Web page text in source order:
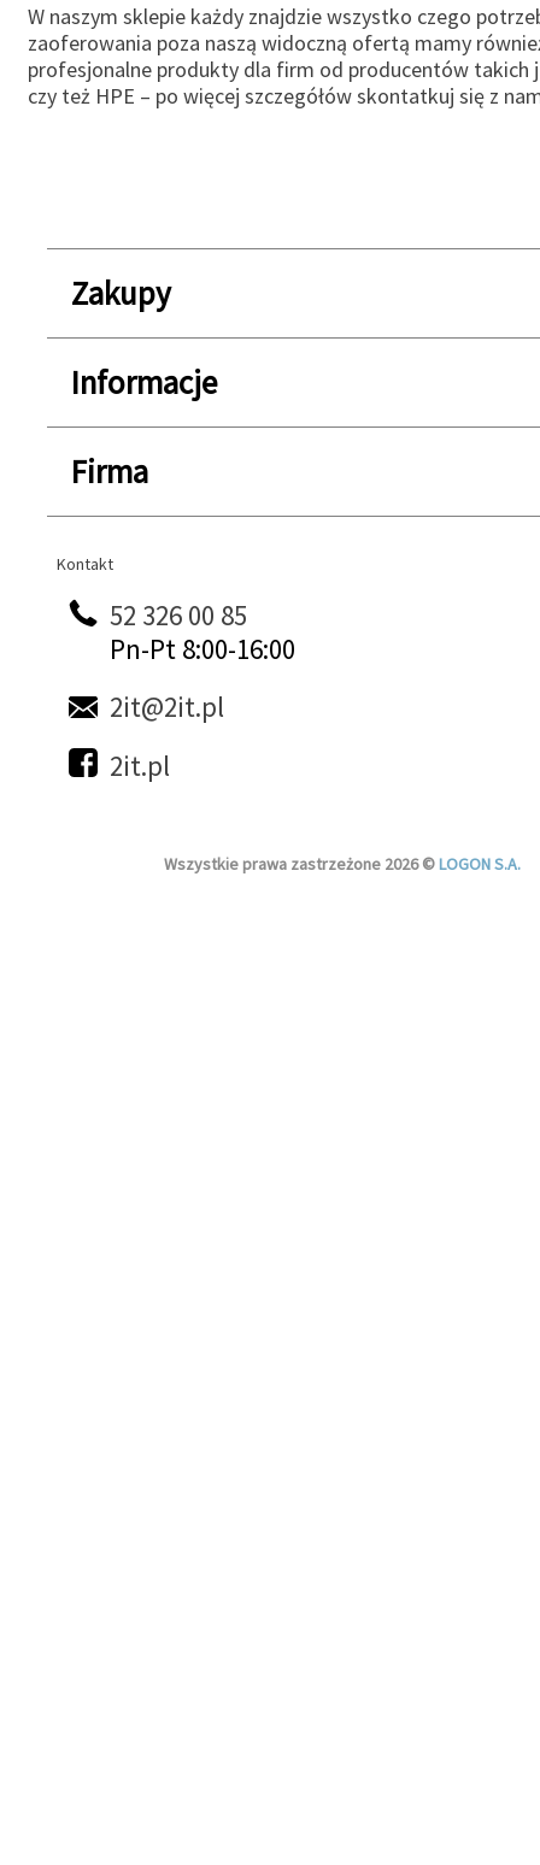
W naszym sklepie każdy znajdzie wszystko czego
zaoferowania poza naszą widoczną ofertą mamy
profesjonalne produkty dla firm od producentów takich
czy też HPE – po więcej szczegółów skontatkuj się z
Zakupy
Informacje
Firma
Kontakt
Kontakt
52 326 00 85
Pn-Pt 8:00-16:00
2it@2it.pl
2it.pl
Wszystkie prawa zastrzeżone 2026 ©LOGON S.A.